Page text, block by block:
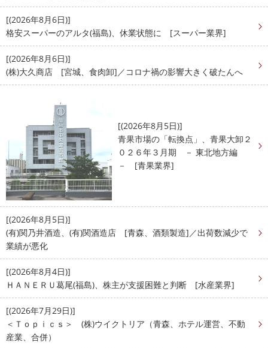
[(2026年8月6日)]
格安スーパーのアルタ(福島)、休業状態に [スーパー業界]
[(2026年8月6日)]
(株)大久商店 [宮城、食肉卸]／コロナ禍の影響大きく破たんへ
[(2026年8月5日)]
青果市場の「転換点」、青果大卸２
０２６年３月期 － 東北地方編
－ [青果業界]
[(2026年8月5日)]
(有)関乃井酒造、(有)関酒造店 [青森、酒類製造]／出荷数減少で
業績が悪化
[(2026年8月4日)]
ＨＡＮＥＲＵ葛尾(福島)、株主が支援困難と判断 [水産業界]
[(2026年7月29日)]
＜Ｔｏｐｉｃｓ＞ (株)ウイクトリア（青森、ホテル運営、不動
産業、合併）